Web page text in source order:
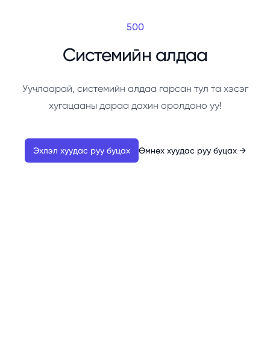
500
Системийн алдаа
Уучлаарай, системийн алдаа гарсан тул та хэсэг
хугацааны дараа дахин оролдоно уу!
Эхлэл хуудас руу буцах Өмнөх хуудас руу буцах →